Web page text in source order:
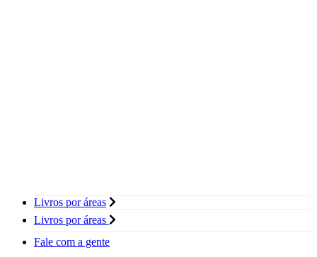
Livros por áreas
Livros por áreas
Fale com a gente